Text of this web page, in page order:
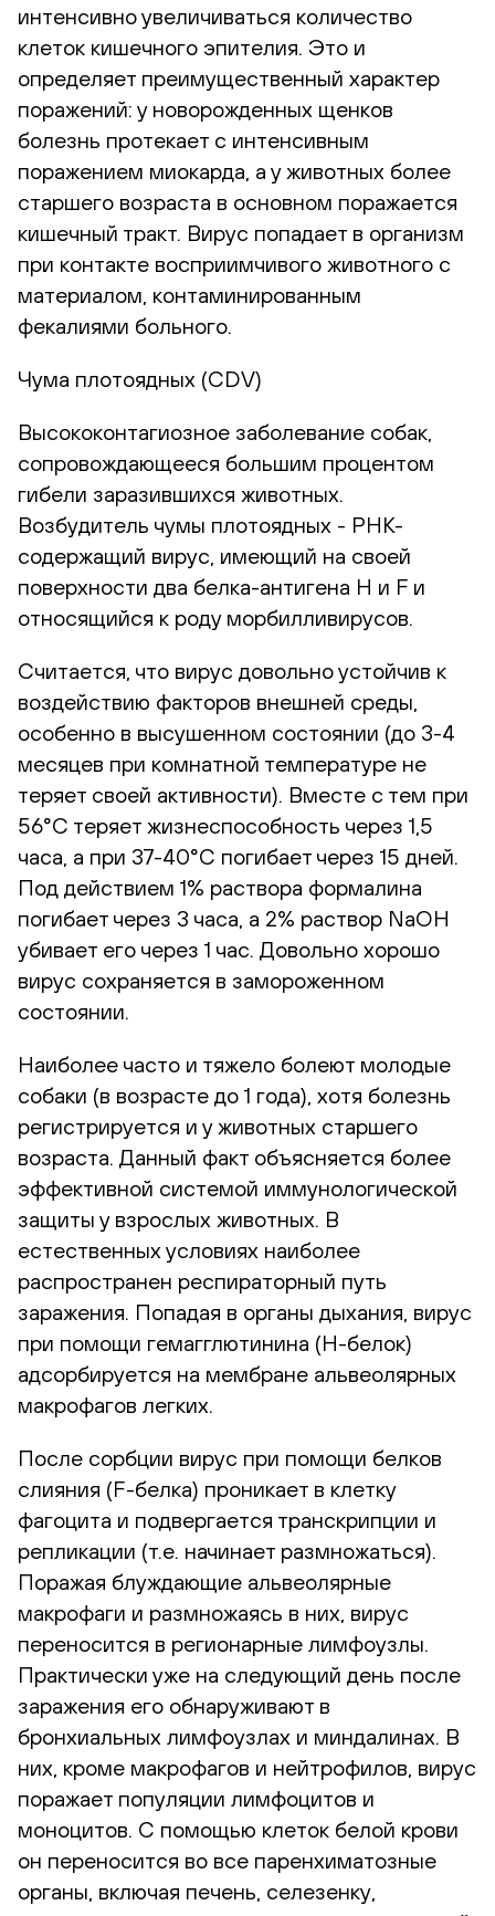
интенсивно увеличиваться количество
клеток кишечного эпителия. Это и
определяет преимущественный характер
поражений: у новорожденных щенков
болезнь протекает с интенсивным
поражением миокарда, а у животных более
старшего возраста в основном поражается
кишечный тракт. Вирус попадает в организм
при контакте восприимчивого животного с
материалом, контаминированным
фекалиями больного.
Чума плотоядных (CDV)
Высококонтагиозное заболевание собак,
сопровождающееся большим процентом
гибели заразившихся животных.
Возбудитель чумы плотоядных - РНК-
содержащий вирус, имеющий на своей
поверхности два белка-антигена Н и F и
относящийся к роду морбилливирусов.
Считается, что вирус довольно устойчив к
воздействию факторов внешней среды,
особенно в высушенном состоянии (до 3-4
месяцев при комнатной температуре не
теряет своей активности). Вместе с тем при
56°С теряет жизнеспособность через 1,5
часа, а при 37-40°С погибает через 15 дней.
Под действием 1% раствора формалина
погибает через 3 часа, а 2% раствор NaOH
убивает его через 1 час. Довольно хорошо
вирус сохраняется в замороженном
состоянии.
Наиболее часто и тяжело болеют молодые
собаки (в возрасте до 1 года), хотя болезнь
регистрируется и у животных старшего
возраста. Данный факт объясняется более
эффективной системой иммунологической
защиты у взрослых животных. В
естественных условиях наиболее
распространен респираторный путь
заражения. Попадая в органы дыхания, вирус
при помощи гемагглютинина (Н-белок)
адсорбируется на мембране альвеолярных
макрофагов легких.
После сорбции вирус при помощи белков
слияния (F-белка) проникает в клетку
фагоцита и подвергается транскрипции и
репликации (т.е. начинает размножаться).
Поражая блуждающие альвеолярные
макрофаги и размножаясь в них, вирус
переносится в регионарные лимфоузлы.
Практически уже на следующий день после
заражения его обнаруживают в
бронхиальных лимфоузлах и миндалинах. В
них, кроме макрофагов и нейтрофилов, вирус
поражает популяции лимфоцитов и
моноцитов. С помощью клеток белой крови
он переносится во все паренхиматозные
органы, включая печень, селезенку,